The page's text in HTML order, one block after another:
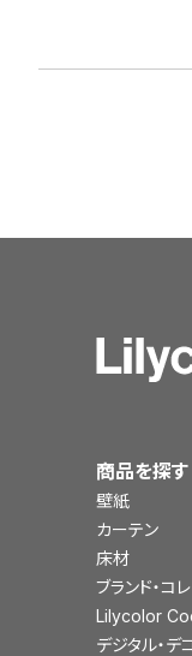
商品を探す
壁紙
カーテン
床材
ブランド・コ
Lilycolor
デジタル・デ